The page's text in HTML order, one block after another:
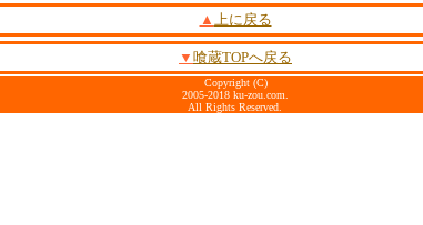
▲ 上に戻る
▼ 喰蔵TOPへ戻る
Copyright (C)
2005-2018 ku-zou.com.
All Rights Reserved.